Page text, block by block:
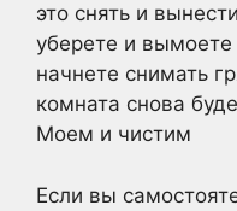
это снять и
уберете и
начнете снимать
комната снова
Моем и чистим
Если вы